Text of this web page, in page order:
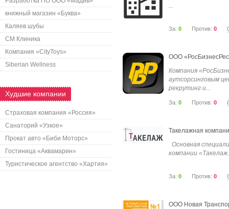
книжный магазин «Буква»
Каляев шубы
СМ Клиника
Компания «CityToys»
Siberian Wellness
Худшие компании
Страховая компания «Россия»
Санаторий «Узкое»
Прокат авто «Биби Моторс»
Гостиница «Аквамарин»
Туристическое агентство «Хартия»
...
За: 0 Против: 0
ООО
Компания
аутсорсинговым
рекрутинг и...
За: 0 Против: 0
Такелажная
Основная
компании
За: 0 Против: 0
ООО Новая